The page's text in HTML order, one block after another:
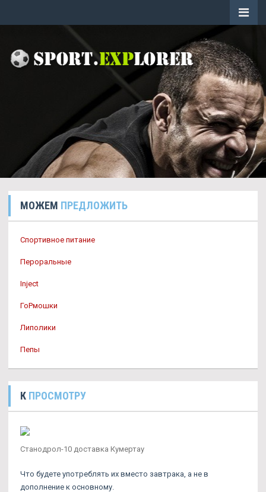
МОЖЕМ ПРЕДЛОЖИТЬ
Спортивное питание
Пероральные
Inject
ГоРмошки
Липолики
Пепы
К ПРОСМОТРУ
Станодрол-10 доставка Кумертау
Что будете употреблять их вместо завтрака, а не в
дополнение к основному.